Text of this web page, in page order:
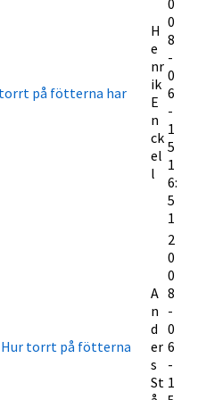
torrt på fötterna har
H
e
nr
ik
E
n
ck
el
l
0
0
8
-
0
6
-
1
5
1
6:
5
1
Hur torrt på fötterna
A
n
d
er
s
St
2
0
0
8
-
0
6
-
1